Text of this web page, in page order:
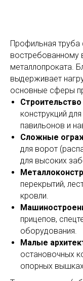
Профильная труба
востребованному
металлопроката.
выдерживает
основные сферы
конструкций
павильонов и
Сложные
для ворот
для высоких
перекрытий,
кровли.
прицепов,
оборудования.
Малые
остановочных
опорных